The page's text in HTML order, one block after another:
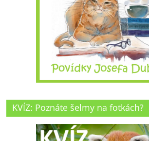
KVÍZ: Poznáte šelmy na fotkách?